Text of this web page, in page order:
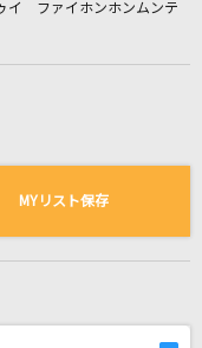
イ ファイホンホンムンテ
MYリスト保存